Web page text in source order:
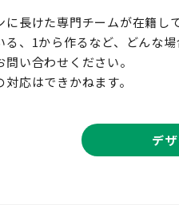
長けた専門チームが在籍し
る、1から作るなど、どんな
い合わせください。
応はできかねます。
デ